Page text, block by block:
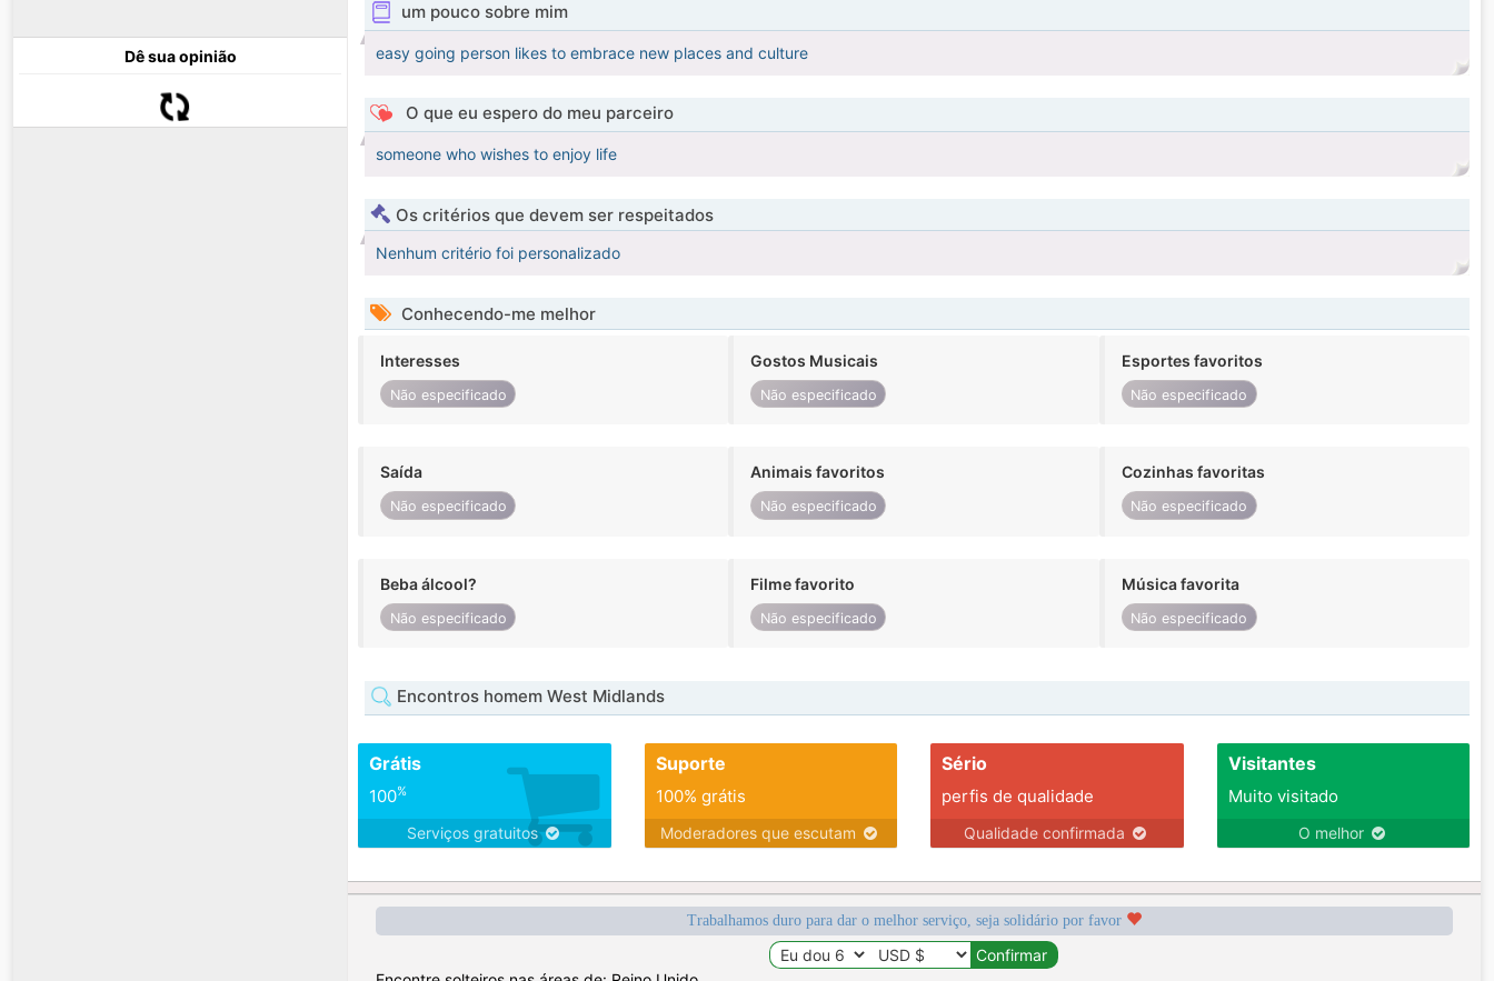
Dê sua opinião
um pouco sobre mim
easy going person likes to embrace new places and culture
O que eu espero do meu parceiro
someone who wishes to enjoy life
Os critérios que devem ser respeitados
Nenhum critério foi personalizado
Conhecendo-me melhor
Interesses
Não especificado
Gostos Musicais
Não especificado
Esportes favoritos
Não especificado
Saída
Não especificado
Animais favoritos
Não especificado
Cozinhas favoritas
Não especificado
Beba álcool?
Não especificado
Filme favorito
Não especificado
Música favorita
Não especificado
Encontros homem West Midlands
Grátis
100%
Serviços gratuitos
Suporte
100% grátis
Moderadores que escutam
Sério
perfis de qualidade
Qualidade confirmada
Visitantes
Muito visitado
O melhor
Trabalhamos duro para dar o melhor serviço, seja solidário por favor